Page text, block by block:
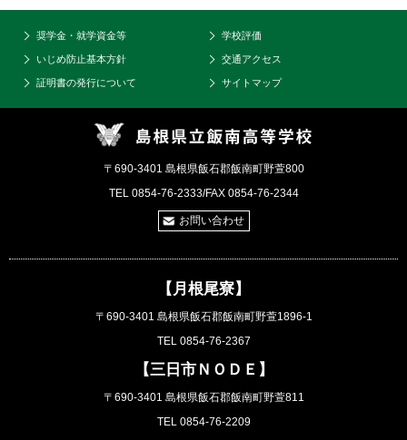
奨学金・就学資金等 学校評価
いじめ防止基本方針 交通アクセス
証明書の発行について サイトマップ
〒690-3401 島根県飯石郡飯南町野萱800
TEL 0854-76-2333/FAX 0854-76-2344
お問い合わせ
【月根尾寮】
〒690-3401 島根県飯石郡飯南町野萱1896-1
TEL 0854-76-2367
【三日市ＮＯＤＥ】
〒690-3401 島根県飯石郡飯南町野萱811
TEL 0854-76-2209